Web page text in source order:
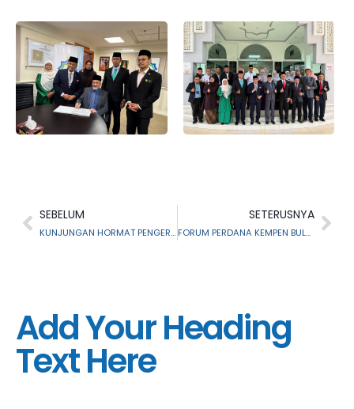
SEBELUM
KUNJUNGAN HORMAT PENGERUSI MAIS KE PEJABAT SETIAUSAHA KERAJAAN NEGERI SELANGOR
SETERUSNYA
FORUM PERDANA KEMPEN BULAN FARAID NEGERI SELANGOR 2025
Add Your Heading
Text Here